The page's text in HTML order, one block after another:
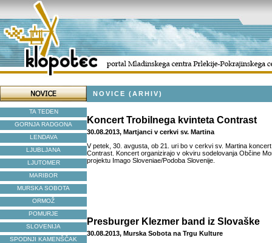
TA TEDEN
GORNJA RADGONA
LENDAVA
LJUBLJANA
LJUTOMER
MARIBOR
MURSKA SOBOTA
ORMOŽ
POMURJE
SLOVENIJA
SPODNJI KAMENŠČAK
NOVICE (ARHIV)
Koncert Trobilnega kvinteta Contrast
30.08.2013, Martjanci v cerkvi sv. Martina
V petek, 30. avgusta, ob 21. uri bo v cerkvi sv. Martina
Contrast. Koncert organizirajo v okviru sodelovanja Občine
projektu Imago Sloveniae/Podoba Slovenije.
Presburger Klezmer band iz Slovaške
30.08.2013, Murska Sobota na Trgu Kulture